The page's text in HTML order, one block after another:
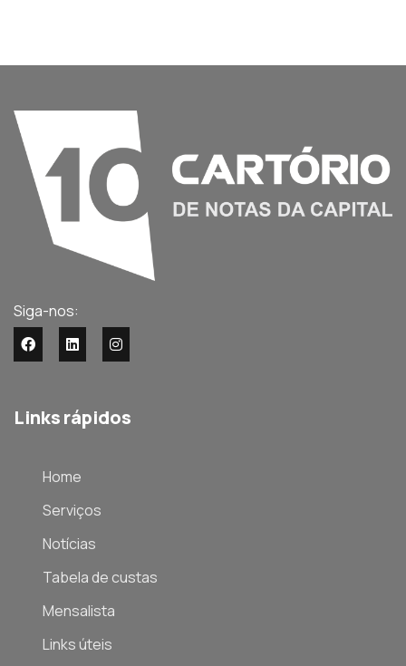
Siga-nos:
Links rápidos
Home
Serviços
Notícias
Tabela de custas
Mensalista
Links úteis